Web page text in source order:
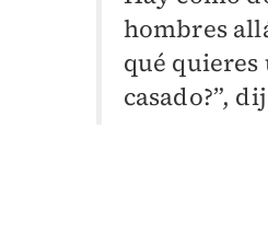
hombres
qué
casado?”,